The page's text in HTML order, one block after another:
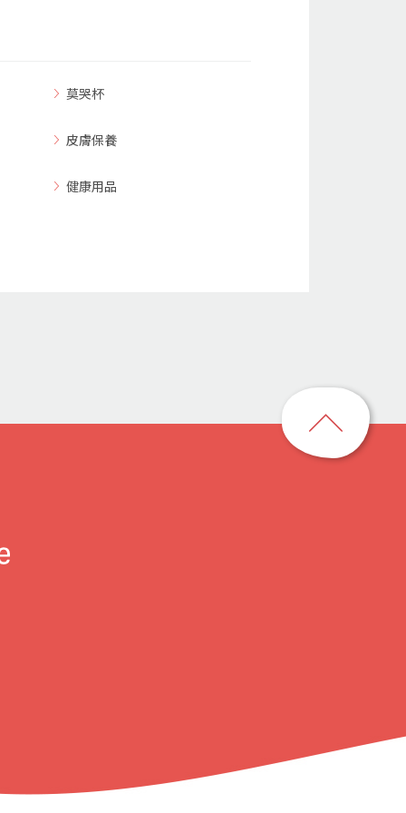
莫哭杯
皮膚保養
健康用品
回
到
頁